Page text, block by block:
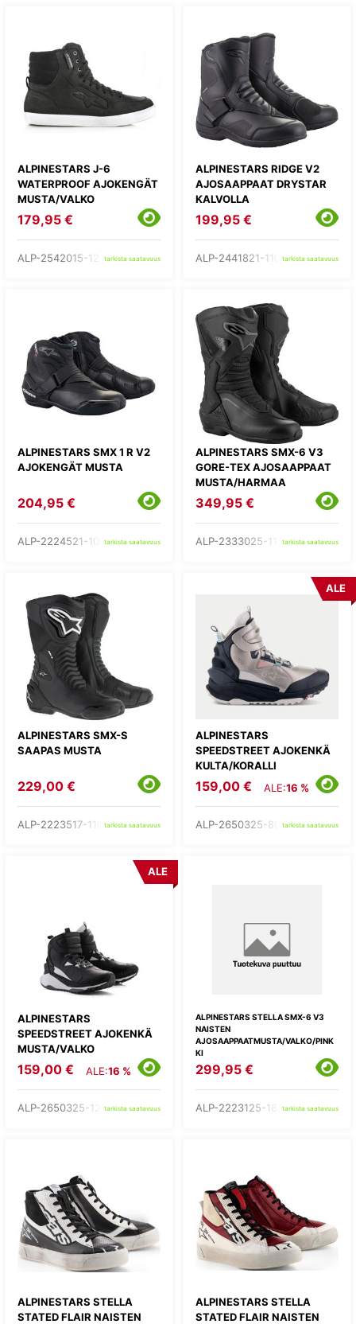
ALPINESTARS J-6
WATERPROOF AJOKENGÄT
MUSTA/VALKO
179,95 €
ALP-2542015-12- tarkista saatavuus
ALPINESTARS RIDGE V2
AJOSAAPPAAT DRYSTAR
KALVOLLA
199,95 €
ALP-2441821-1100-tarkista saatavuus
ALPINESTARS SMX 1 R V2
AJOKENGÄT MUSTA
204,95 €
ALP-2224521-10- tarkista saatavuus
ALPINESTARS SMX-6 V3
GORE-TEX AJOSAAPPAAT
MUSTA/HARMAA
349,95 €
ALP-2333025-111-tarkista saatavuus
ALPINESTARS SMX-S
SAAPAS MUSTA
229,00 €
ALP-2223517-1100-tarkista saatavuus
ALPINESTARS
SPEEDSTREET AJOKENKÄ
KULTA/KORALLI
ALE
159,00 € ALE:16 %
ALP-2650325-8024-tarkista saatavuus
ALPINESTARS
SPEEDSTREET AJOKENKÄ
MUSTA/VALKO
ALE
159,00 € ALE:16 %
ALP-2650325-12-tarkista saatavuus
ALPINESTARS STELLA SMX-6 V3
NAISTEN
AJOSAAPPAATMUSTA/VALKO/PINK
KI
299,95 €
ALP-2223125-1832-tarkista saatavuus
ALPINESTARS STELLA
STATED FLAIR NAISTEN
ALPINESTARS STELLA
STATED FLAIR NAISTEN